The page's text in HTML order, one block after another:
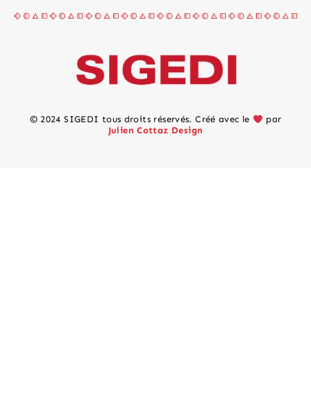
© 2024 SIGEDI tous droits réservés. Créé avec le
par
Julien Cottaz Design